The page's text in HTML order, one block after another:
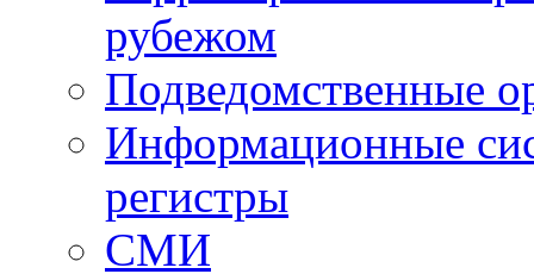
рубежом
Подведомственные
Информационные
регистры
СМИ